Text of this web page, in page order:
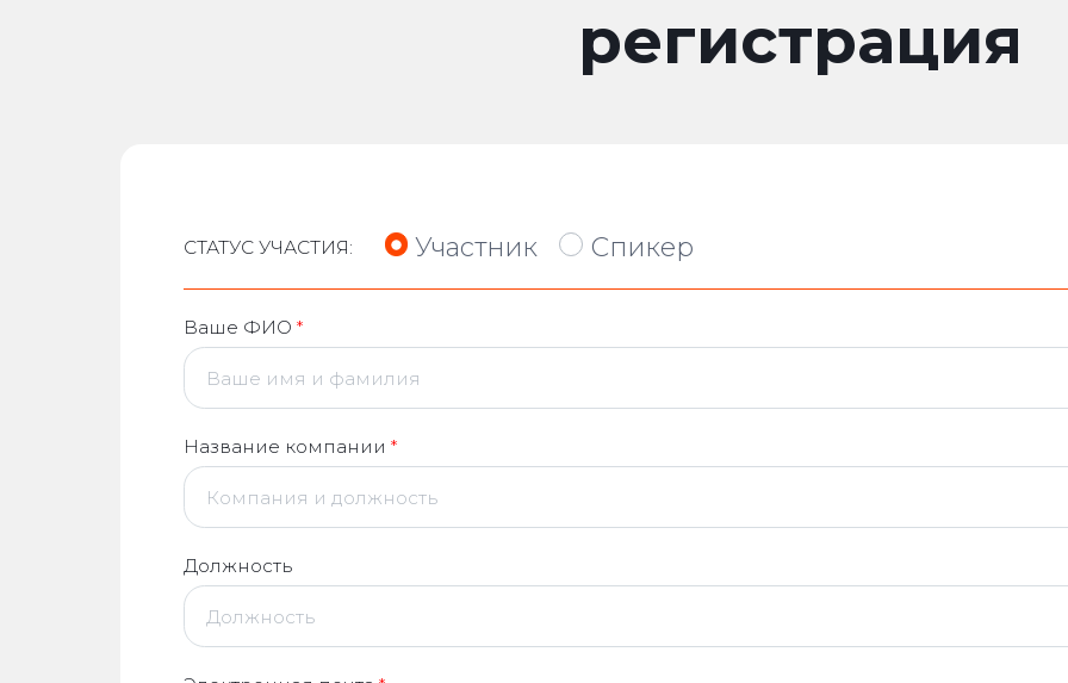
регистрация
СТАТУС УЧАСТИЯ: Участник Спикер
Ваше ФИО*
Название компании*
Должность